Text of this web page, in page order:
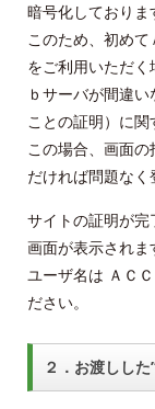
暗号化しておりま
このため、初め
をご利用いただ
ｂサーバが間違
ことの証明）に関
この場合、画面
だければ問題なく
サイトの証明が完
画面が表示されま
ユーザ名は ＡＣ
ださい。
２．お渡しし